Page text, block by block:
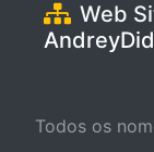
Web
Todos os